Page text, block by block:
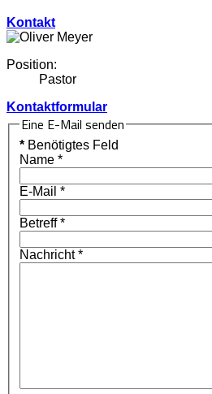
Kontakt
Position:
Pastor
Kontaktformular
Eine E-Mail senden
* Benötigtes Feld
Name *
E-Mail *
Betreff*
Nachricht*